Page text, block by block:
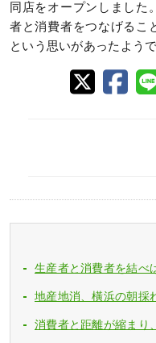
同店をオープンしました
者と消費者をつなげるこ
という思いがあったよう
生産者と消費者を結べ
地産地消、橫浜の朝採
消費者と距離が縮まり